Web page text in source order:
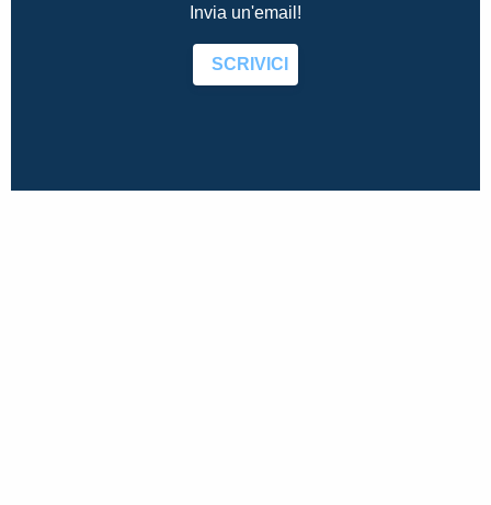
Invia un'email!
SCRIVICI